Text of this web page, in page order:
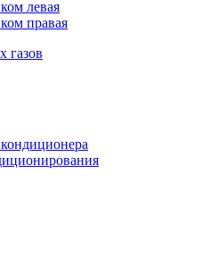
левая
правая
газов